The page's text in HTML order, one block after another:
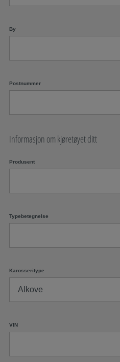
By
Postnummer
Informasjon om kjøretøyet ditt
Produsent
Typebetegnelse
Karosseritype
VIN